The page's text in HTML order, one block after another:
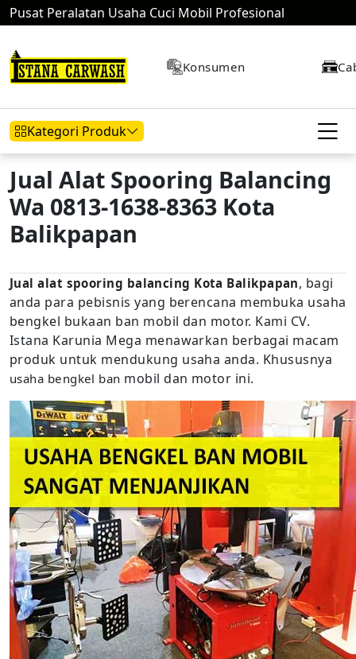
Pusat Peralatan Usaha Cuci Mobil Profesional
Konsumen
Kategori Produk
Hidrolik Mobil Hidrolik Motor Kompresor
Mesin Air
Jual Alat Spooring Balancing
Wa 0813-1638-8363 Kota
Balikpapan
Jual alat spooring balancing Kota Balikpapan, bagi
anda para pebisnis yang berencana membuka usaha
bengkel bukaan ban mobil dan motor. Kami CV.
Istana Karunia Mega menawarkan berbagai macam
produk untuk mendukung usaha anda. Khususnya
usaha bengkel ban mobil dan motor ini.